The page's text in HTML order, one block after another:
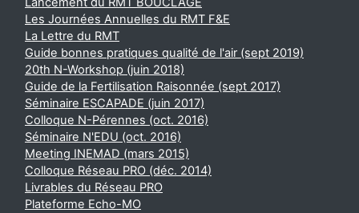
Les Journées Annuelles du RMT F&E
La Lettre du RMT
Guide bonnes pratiques qualité de l'air (sept 2019)
20th N-Workshop (juin 2018)
Guide de la Fertilisation Raisonnée (sept 2017)
Séminaire ESCAPADE (juin 2017)
Colloque N-Pérennes (oct. 2016)
Séminaire N'EDU (oct. 2016)
Meeting INEMAD (mars 2015)
Colloque Réseau PRO (déc. 2014)
Livrables du Réseau PRO
Plateforme Echo-MO